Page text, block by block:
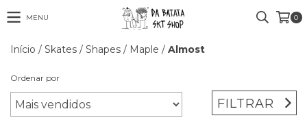
MENU 0
Início / Skates / Shapes / Maple / Almost
Ordenar por
FILTRAR